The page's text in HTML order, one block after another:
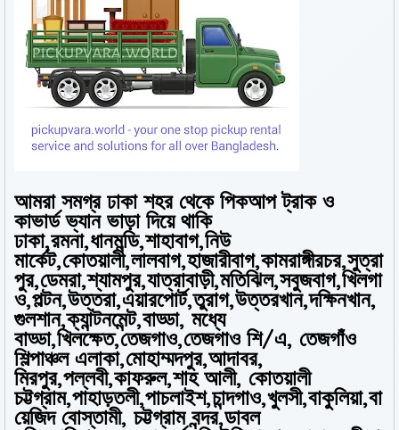
আমরা সমগ্র ঢাকা শহর থেকে পিকআপ ট্রাক ও
কাভার্ড ভ্যান ভাড়া দিয়ে থাকি
ঢাকা,রমনা,ধানমন্ডি,শাহাবাগ,নিউ
মার্কেট,কোতয়ালী,লালবাগ,হাজারীবাগ,কামরাঙ্গীরচর,সুত্রা
পুর,ডেমরা,শ্যামপুর,যাত্রাবাড়ী,মতিঝিল,সবুজবাগ,খিলগা
ও,পল্টন,উত্তরা,এয়ারপোর্ট,তুরাগ,উত্তরখান,দক্ষিনখান,
গুলশান,ক্যান্টনমেন্ট,বাড্ডা, মধ্যে
বাড্ডা,খিলক্ষেত,তেজগাও,তেজগাও শি/এ, তেজগাঁও
শিল্পাঞ্চল এলাকা,মোহাম্মদপুর,আদাবর,
মিরপুর,পল্লবী,কাফরুল,শাহ আলী, কোতয়ালী
চট্টগ্রাম,পাহাড়তলী,পাচলাইশ,চান্দগাও,খুলসী,বাকুলিয়া,বা
য়েজিদ বোস্তামী, চট্টগ্রাম বন্দর,ডাবল